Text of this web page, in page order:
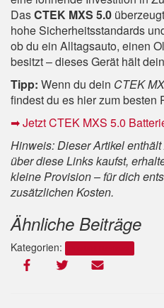
DasCTEK MXS 5.0
hohe Sicherheitsstandards
ob du ein Alltagsauto, einen
besitzt – dieses Gerät hält
Tipp: Wenn du dein CTEK
findest du es hier zum besten
➡ Jetzt CTEK MXS 5.0
Hinweis: Dieser Artikel
über diese Links kaufst,
kleine Provision – für dich
zusätzlichen Kosten.
Ähnliche Beiträge
Kategorien: